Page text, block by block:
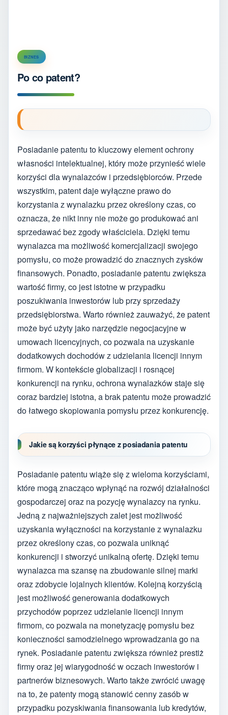
BIZNES
Po co patent?
Posiadanie patentu to kluczowy element ochrony
własności intelektualnej, który może przynieść wiele
korzyści dla wynalazców i przedsiębiorców. Przede
wszystkim, patent daje wyłączne prawo do
korzystania z wynalazku przez określony czas, co
oznacza, że nikt inny nie może go produkować ani
sprzedawać bez zgody właściciela. Dzięki temu
wynalazca ma możliwość komercjalizacji swojego
pomysłu, co może prowadzić do znacznych zysków
finansowych. Ponadto, posiadanie patentu zwiększa
wartość firmy, co jest istotne w przypadku
poszukiwania inwestorów lub przy sprzedaży
przedsiębiorstwa. Warto również zauważyć, że patent
może być użyty jako narzędzie negocjacyjne w
umowach licencyjnych, co pozwala na uzyskanie
dodatkowych dochodów z udzielania licencji innym
firmom. W kontekście globalizacji i rosnącej
konkurencji na rynku, ochrona wynalazków staje się
coraz bardziej istotna, a brak patentu może prowadzić
do łatwego skopiowania pomysłu przez konkurencję.
Jakie są korzyści płynące z posiadania patentu
Posiadanie patentu wiąże się z wieloma korzyściami,
które mogą znacząco wpłynąć na rozwój działalności
gospodarczej oraz na pozycję wynalazcy na rynku.
Jedną z najważniejszych zalet jest możliwość
uzyskania wyłączności na korzystanie z wynalazku
przez określony czas, co pozwala uniknąć
konkurencji i stworzyć unikalną ofertę. Dzięki temu
wynalazca ma szansę na zbudowanie silnej marki
oraz zdobycie lojalnych klientów. Kolejną korzyścią
jest możliwość generowania dodatkowych
przychodów poprzez udzielanie licencji innym
firmom, co pozwala na monetyzację pomysłu bez
konieczności samodzielnego wprowadzania go na
rynek. Posiadanie patentu zwiększa również prestiż
firmy oraz jej wiarygodność w oczach inwestorów i
partnerów biznesowych. Warto także zwrócić uwagę
na to, że patenty mogą stanowić cenny zasób w
przypadku pozyskiwania finansowania lub kredytów,